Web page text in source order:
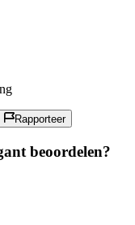
Rapporteer
beoordelen?